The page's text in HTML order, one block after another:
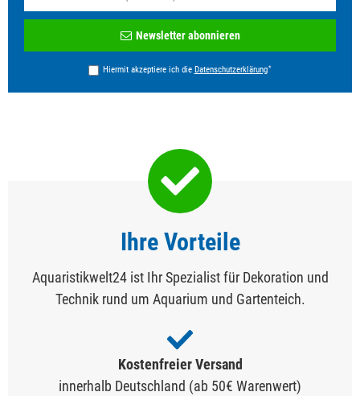
Honig
Newsletter abonnieren
Hiermit akzeptiere ich die Daten­schutz­erklärung*
Ihre Vorteile
Aquaristikwelt24 ist Ihr Spezialist für Dekoration und
Technik rund um Aquarium und Gartenteich.
Kostenfreier Versand
innerhalb Deutschland (ab 50€ Warenwert)